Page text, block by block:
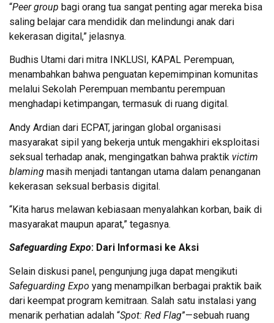
“Peer group bagi orang tua sangat penting agar mereka bisa
saling belajar cara mendidik dan melindungi anak dari
kekerasan digital,” jelasnya.
Budhis Utami dari mitra INKLUSI, KAPAL Perempuan,
menambahkan bahwa penguatan kepemimpinan komunitas
melalui Sekolah Perempuan membantu perempuan
menghadapi ketimpangan, termasuk di ruang digital.
Andy Ardian dari ECPAT, jaringan global organisasi
masyarakat sipil yang bekerja untuk mengakhiri eksploitasi
seksual terhadap anak, mengingatkan bahwa praktik victim
blaming masih menjadi tantangan utama dalam penanganan
kekerasan seksual berbasis digital.
“Kita harus melawan kebiasaan menyalahkan korban, baik di
masyarakat maupun aparat,” tegasnya.
Safeguarding Expo: Dari Informasi ke Aksi
Selain diskusi panel, pengunjung juga dapat mengikuti
Safeguarding Expo yang menampilkan berbagai praktik baik
dari keempat program kemitraan. Salah satu instalasi yang
menarik perhatian adalah “Spot: Red Flag”—sebuah ruang